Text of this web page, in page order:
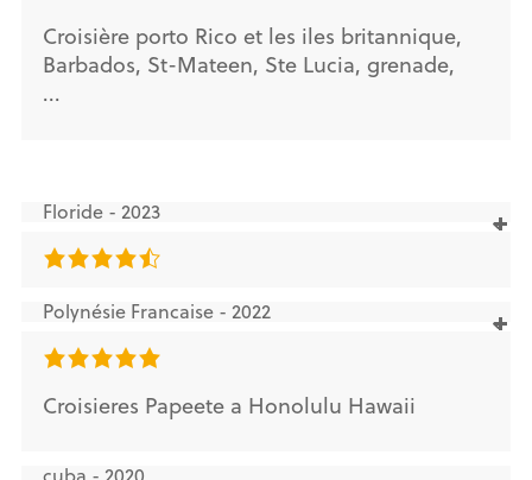
Croisière porto Rico et les iles britannique,
Barbados, St-Mateen, Ste Lucia, grenade,
...
Floride - 2023
Polynésie Francaise - 2022
Croisieres Papeete a Honolulu Hawaii